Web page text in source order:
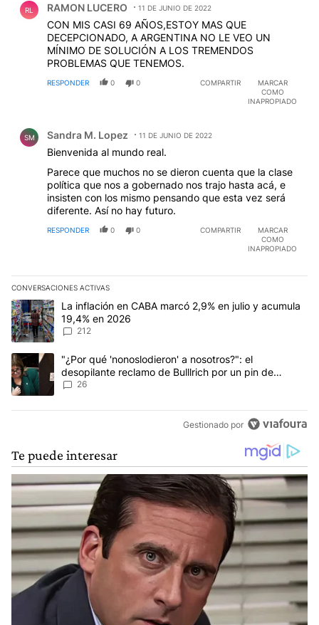
RL RAMON LUCERO 11 DE JUNIO DE 2022
CON MIS CASI 69 AÑOS,ESTOY MAS QUE
DECEPCIONADO, A ARGENTINA NO LE VEO UN
MÍNIMO DE SOLUCIÓN A LOS TREMENDOS
PROBLEMAS QUE TENEMOS.
RESPONDER 0 0 COMPARTIR
MARCAR
COMO
INAPROPIADO
SM Sandra M. Lopez 11 DE JUNIO DE 2022
Bienvenida al mundo real.
Parece que muchos no se dieron cuenta que la clase
política que nos a gobernado nos trajo hasta acá, e
insisten con los mismo pensando que esta vez será
diferente. Así no hay futuro.
RESPONDER 0 0 COMPARTIR
MARCAR
COMO
INAPROPIADO
CONVERSACIONES ACTIVAS
Este listado muestra los artículos con más comentarios en los
Un artículo de tendencia con el título "La inflación en CABA
La inflación en CABA marcó 2,9% en julio y acumula
19,4% en 2026
212
Un artículo de tendencia con el título ""¿Por qué 'nonoslodieron'
"¿Por qué 'nonoslodieron' a nosotros?": el
desopilante reclamo de Bulllrich por un pin de
Malvinas
26
Gestionado por